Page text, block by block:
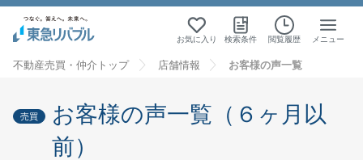
お気に入り 検索条件 閲覧履歴 メニュー
不動産売買・仲介トップ 店舗情報 お客様の声一覧
売買
お客様の声一覧（６ヶ月以
前）